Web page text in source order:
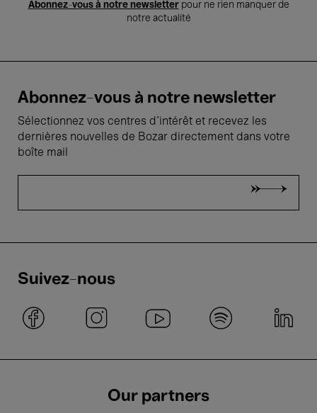
Abonnez-vous à notre newsletterpour ne rien manquer de
notre actualité
Abonnez-vous à notre newsletter
Sélectionnez vos centres d'intérêt et recevez les
dernières nouvelles de Bozar directement dans votre
boîte mail
Suivez-nous
Our partners